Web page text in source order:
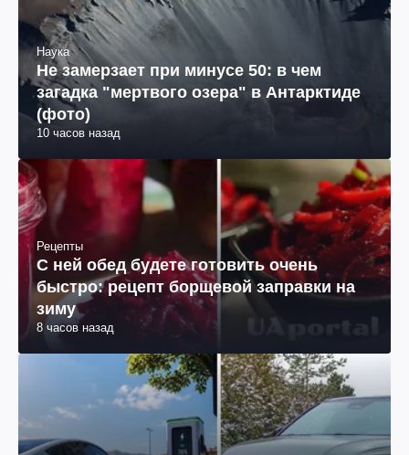
Наука
Не замерзает при минусе 50: в чем
загадка "мертвого озера" в Антарктиде
(фото)
10 часов назад
Рецепты
С ней обед будете готовить очень
быстро: рецепт борщевой заправки на
зиму
8 часов назад